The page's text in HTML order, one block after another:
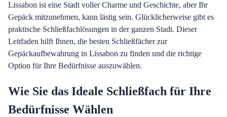
Lissabon ist eine Stadt voller Charme und Geschichte, aber Ihr
Gepäck mitzunehmen, kann lästig sein. Glücklicherweise gibt es
praktische Schließfachlösungen in der ganzen Stadt. Dieser
Leitfaden hilft Ihnen, die besten Schließfächer zur
Gepäckaufbewahrung in Lissabon zu finden und die richtige
Option für Ihre Bedürfnisse auszuwählen.
Wie Sie das Ideale Schließfach für Ihre
Bedürfnisse Wählen